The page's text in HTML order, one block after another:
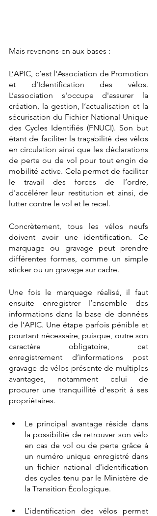
Mais revenons-en aux bases :
L’APIC, c’est l'Association de Promotion
et d’Identification des vélos.
L’association s'occupe d'assurer la
création, la gestion, l’actualisation et la
sécurisation du Fichier National Unique
des Cycles Identifiés (FNUCI). Son but
étant de faciliter la traçabilité des vélos
en circulation ainsi que les déclarations
de perte ou de vol pour tout engin de
mobilité active. Cela permet de faciliter
le travail des forces de l’ordre,
d'accélérer leur restitution et ainsi, de
lutter contre le vol et le recel.
Concrètement, tous les vélos neufs
doivent avoir une identification. Ce
marquage ou gravage peut prendre
différentes formes, comme un simple
sticker ou un gravage sur cadre.
Une fois le marquage réalisé, il faut
ensuite enregistrer l’ensemble des
informations dans la base de données
de l’APIC. Une étape parfois pénible et
pourtant nécessaire, puisque, outre son
caractère obligatoire, cet
enregistrement d’informations post
gravage de vélos présente de multiples
avantages, notamment celui de
procurer une tranquillité d'esprit à ses
propriétaires.
Le principal avantage réside dans
la possibilité de retrouver son vélo
en cas de vol ou de perte grâce à
un numéro unique enregistré dans
un fichier national d'identification
des cycles tenu par le Ministère de
la Transition Écologique.
L’identification des vélos permet